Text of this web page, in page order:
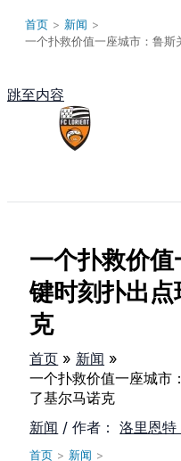
首页 > 新闻 >
一个扑救价值一座城市：鲁
跳至内容
一个扑救价
键时刻扑出
克
首页
新闻
一个扑救价值一座城市
了基尔马诺克
新闻 / 作者： 洛里恩特
首页 > 新闻 >